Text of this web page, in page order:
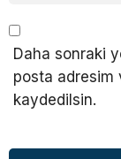
Daha sonraki
posta adresim
kaydedilsin.